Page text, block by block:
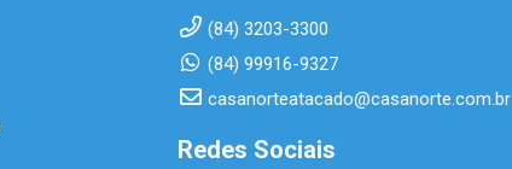
(84) 3203-3300
(84) 99916-9327
casanorteatacado@casanorte.com.br
Redes Sociais